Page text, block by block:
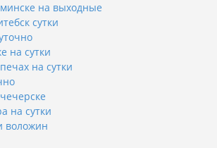
на выходные
сутки
на сутки
на сутки
на сутки
воложин